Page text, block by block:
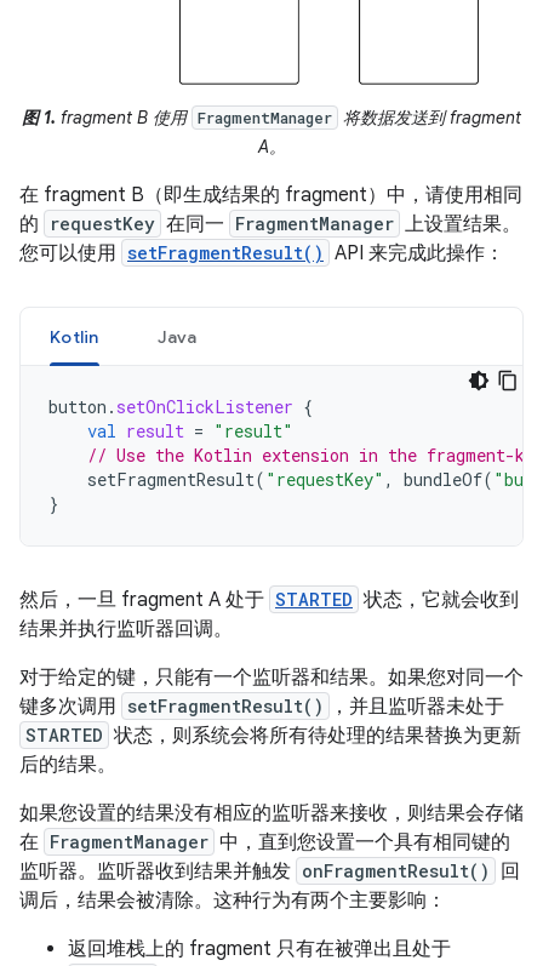
图 1. fragment B 使用 FragmentManager 将数据发送到 fragment
A。
在 fragment B（即生成结果的 fragment）中，请使用相同
的
requestKey 在同一 FragmentManager 上设置结果。
您可以使用 setFragmentResult() API 来完成此操作：
Kotlin Java
button . setOnClickListener {
val result = "result"
// Use the Kotlin extension in the fragment-
setFragmentResult( "requestKey" , bundleOf(
}
然后，一旦 fragment A 处于 STARTED 状态，它就会收到
结果并执行监听器回调。
对于给定的键，只能有一个监听器和结果。如果您对同一个
键多次调用 setFragmentResult() ，并且监听器未处于
STARTED 状态，则系统会将所有待处理的结果替换为更新
后的结果。
如果您设置的结果没有相应的监听器来接收，则结果会存储
在 FragmentManager 中，直到您设置一个具有相同键的
监听器。监听器收到结果并触发 onFragmentResult()
回
调后，结果会被清除。这种行为有两个主要影响：
返回堆栈上的 fragment 只有在被弹出且处于